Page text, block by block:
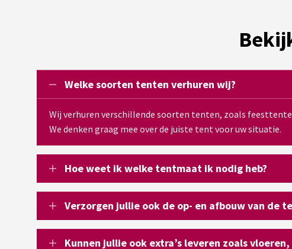
Welke soorten tenten verhuren wij?
Wij verhuren verschillende soorten tenten, zoals
We denken graag mee over de juiste tent voor uw situatie.
Hoe weet ik welke tentmaat ik nodig heb?
Verzorgen jullie ook de op- en afbouw van de
Kunnen jullie ook extra’s leveren zoals